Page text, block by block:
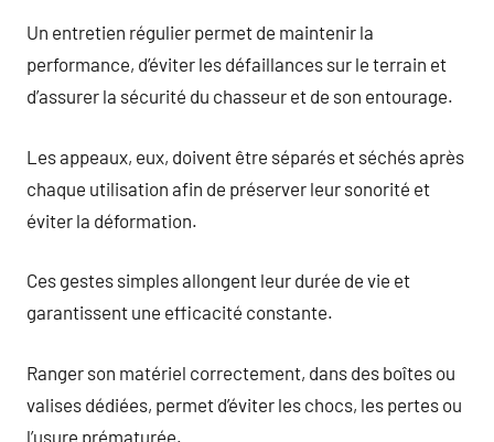
Un entretien régulier permet de maintenir la
performance, d’éviter les défaillances sur le terrain et
d’assurer la sécurité du chasseur et de son entourage.
Les appeaux, eux, doivent être séparés et séchés après
chaque utilisation afin de préserver leur sonorité et
éviter la déformation.
Ces gestes simples allongent leur durée de vie et
garantissent une efficacité constante.
Ranger son matériel correctement, dans des boîtes ou
valises dédiées, permet d’éviter les chocs, les pertes ou
l’usure prématurée.